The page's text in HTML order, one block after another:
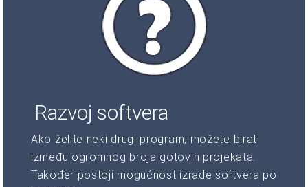
Razvoj softvera
Ako želite neki drugi program, možete birati
između ogromnog broja gotovih projekata.
Također postoji mogućnost izrade softvera po